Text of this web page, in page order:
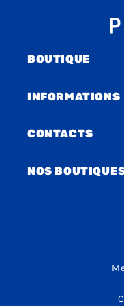
BOUTIQUE
INFORMATIONS
CONTACTS
NOS